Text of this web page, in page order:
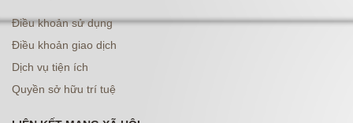
Điều khoản sử dụng
Điều khoản giao dịch
Dịch vụ tiện ích
Quyền sở hữu trí tuệ